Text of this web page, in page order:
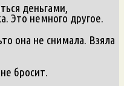
деньгами,
Это немного другое.
она не снимала. Взяла
бросит.